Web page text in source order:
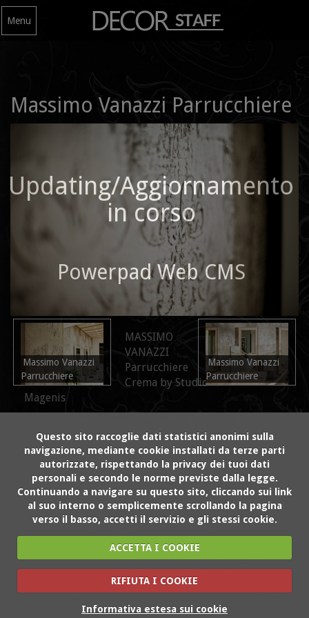
Menu
Massimo Vanazzi Parrucchiere
Massimo Vanazzi
Parrucchiere
Massimo Vanazzi
Parrucchiere
MASSIMO
VANAZZI
Parrucchiere
Crema by Studio
Magenis
Questo sito raccoglie dati statistici anonimi sulla
navigazione, mediante cookie installati da terze parti
autorizzate, rispettando la privacy dei tuoi dati
personali e secondo le norme previste dalla legge.
Continuando a navigare su questo sito, cliccando sui link
al suo interno o semplicemente scrollando la pagina
verso il basso, accetti il servizio e gli stessi cookie.
ACCETTA I COOKIE
RIFIUTA I COOKIE
Informativa estesa sui cookie
Updating/Aggiornamento
in corso
Powerpad Web CMS